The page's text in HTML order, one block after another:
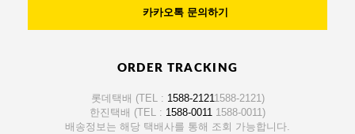
카카오톡 문의하기
ORDER TRACKING
롯데택배 (TEL : 1588-21211588-2121)
한진택배 (TEL : 1588-0011 1588-0011)
배송정보는 해당 택배사를 통해 조회 가능합니다.